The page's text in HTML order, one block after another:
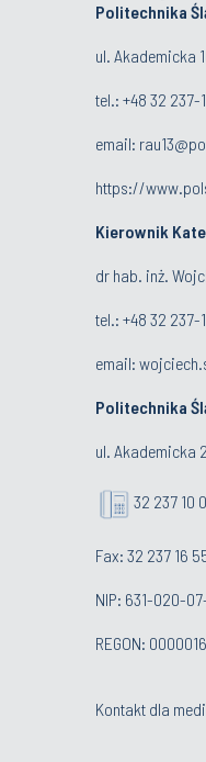
Politechnika
ul. Akademicka
tel.: +48 32 237-
email:
https://
Kierownik
dr hab. inż.
tel.: +48 32 237-
email:
Politechnika
ul. Akademicka
32 237 10
Fax: 32 237 16
NIP: 631-020-
REGON:
Kontakt dla